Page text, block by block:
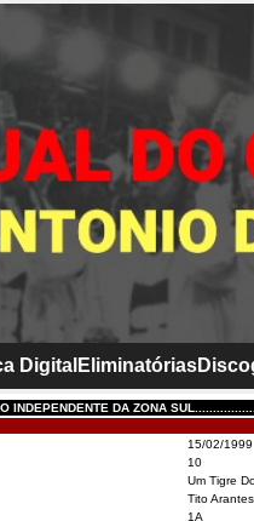
Digital Eliminatórias
INDEPENDENTE DA ZONA
15/02/1999
10
Um Tigre
Tito Arantes
1A